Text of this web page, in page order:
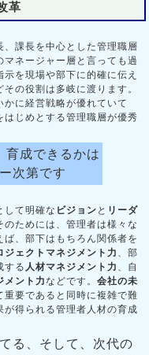
革
課長を中心とした管理職層
ネージャー層と言っても過
を現場や部下に的確に伝え
の役割は多岐に渡ります。
かに経営戦略が優れていて
はじめとする管理職層が優秀
育成できるかは
次第です
て明確な ビジョン と リーダ
ためには、管理者は様々な
、部下はもちろん関係者を
ジェクトマネジメント力 、部
する 人材マネジメント力 、自
メント力などです。 会社の未
重要であると同時に複雑で難
が得られる管理者人材の育成
る、そして、次代の